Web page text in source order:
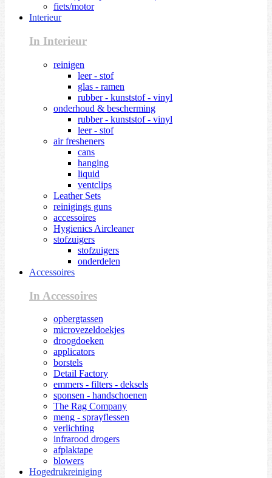
fiets/motor
Interieur
In Interieur
reinigen
leer - stof
glas - ramen
rubber - kunststof - vinyl
onderhoud & bescherming
rubber - kunststof - vinyl
leer - stof
air fresheners
cans
hanging
liquid
ventclips
Leather Sets
reinigings guns
accessoires
Hygienics Aircleaner
stofzuigers
stofzuigers
onderdelen
Accessoires
In Accessoires
opbergtassen
microvezeldoekjes
droogdoeken
applicators
borstels
Detail Factory
emmers - filters - deksels
sponsen - handschoenen
The Rag Company
meng - sprayflessen
verlichting
infrarood drogers
afplaktape
blowers
Hogedrukreiniging